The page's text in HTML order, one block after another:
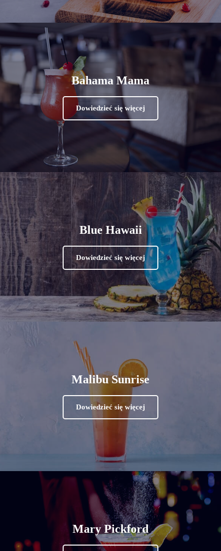
Bahama Mama
Dowiedzieć się więcej
Blue Hawaii
Dowiedzieć się więcej
Malibu Sunrise
Dowiedzieć się więcej
Mary Pickford